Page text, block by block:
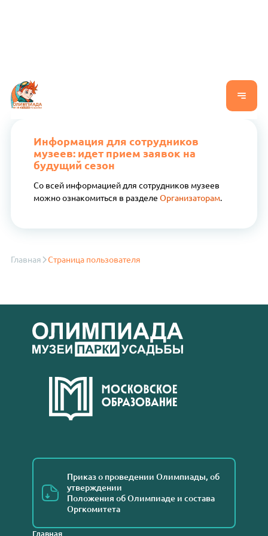
Информация для сотрудников
музеев: идет прием заявок на
будущий сезон
Со всей информацией для сотрудников музеев
можно ознакомиться в разделе Организаторам.
Главная Страница пользователя
Приказ о проведении Олимпиады, об
утверждении
Положения об Олимпиаде и состава
Оргкомитета
Главная